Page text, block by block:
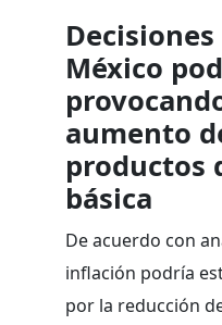
México
aumento
productos
básica
De acuerdo con
inflación podría
por la reducción